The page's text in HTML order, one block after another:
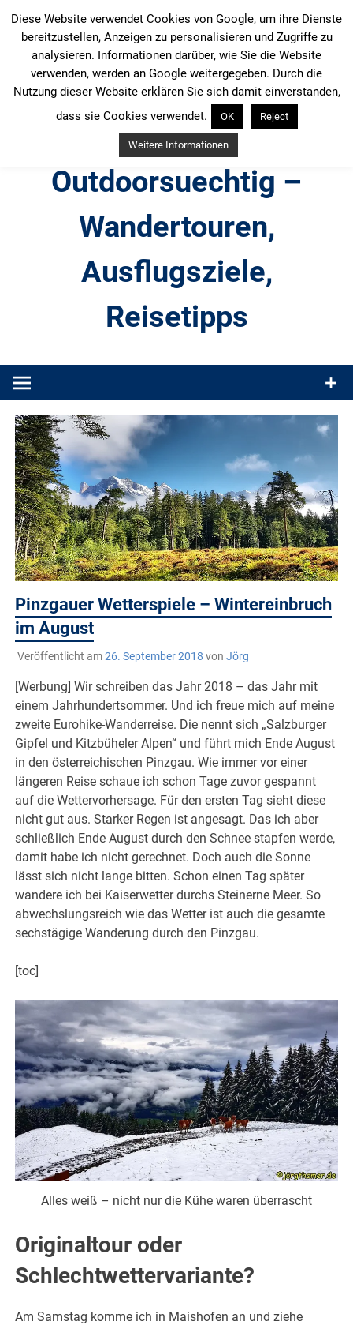
Inhalt
springen
Outdoorsuechtig –
Wandertouren,
Ausflugsziele,
Reisetipps
Produkttests und Buchrezensionen. Ein Blog für alle, die gern
Pinzgauer Wetterspiele – Wintereinbruch
im August
Veröffentlicht am26. September 2018 von Jörg
[Werbung] Wir schreiben das Jahr 2018 – das Jahr mit
einem Jahrhundertsommer. Und ich freue mich auf meine
zweite Eurohike-Wanderreise. Die nennt sich „Salzburger
Gipfel und Kitzbüheler Alpen“ und führt mich Ende August
in den österreichischen Pinzgau. Wie immer vor einer
längeren Reise schaue ich schon Tage zuvor gespannt
auf die Wettervorhersage. Für den ersten Tag sieht diese
nicht gut aus. Starker Regen ist angesagt. Das ich aber
schließlich Ende August durch den Schnee stapfen werde,
damit habe ich nicht gerechnet. Doch auch die Sonne
lässt sich nicht lange bitten. Schon einen Tag später
wandere ich bei Kaiserwetter durchs Steinerne Meer. So
abwechslungsreich wie das Wetter ist auch die gesamte
sechstägige Wanderung durch den Pinzgau.
[toc]
Alles weiß – nicht nur die Kühe waren überrascht
Originaltour oder
Schlechtwettervariante?
Am Samstag komme ich in Maishofen an und ziehe
Diese Website verwendet Cookies von Google, um ihre Dienste
bereitzustellen, Anzeigen zu personalisieren und Zugriffe zu
analysieren. Informationen darüber, wie Sie die Website
verwenden, werden an Google weitergegeben. Durch die
Nutzung dieser Website erklären Sie sich damit einverstanden,
dass sie Cookies verwendet.
OK Reject
Weitere Informationen